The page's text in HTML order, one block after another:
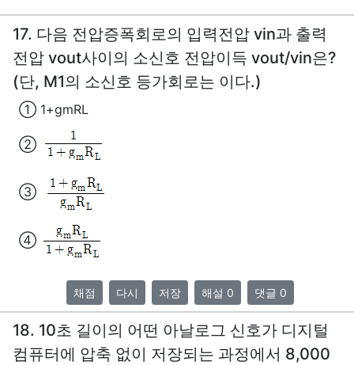
17. 다음 전압증폭회로의 입력전압 vin과 출력
전압 vout사이의 소신호 전압이득 vout/vin은?
(단, M1의 소신호 등가회로는 이다.)
① 1+gmRL
②
③
④
채점 다시 저장 해설 0 댓글 0
18. 10초 길이의 어떤 아날로그 신호가 디지털
컴퓨터에 압축 없이 저장되는 과정에서 8,000